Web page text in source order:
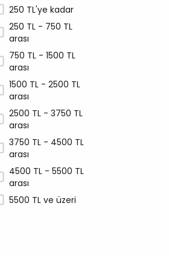
250 TL'ye kadar
250 TL - 750 TL
arası
750 TL - 1500 TL
arası
1500 TL - 2500 TL
arası
2500 TL - 3750 TL
arası
3750 TL - 4500 TL
arası
4500 TL - 5500 TL
arası
5500 TL ve üzeri